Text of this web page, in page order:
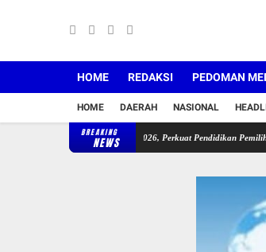
HOME REDAKSI PEDOMAN
HOME DAERAH NASIONAL
BREAKING
NEWS
Pemilu Hijau Tahun 2026, Perkuat Pendidikan Pemilih